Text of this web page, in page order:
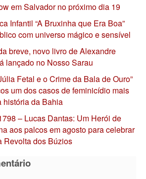
em Salvador no próximo dia 19
Infantil “A Bruxinha que Era Boa”
com universo mágico e sensível
breve, novo livro de Alexandre
lançado no Nosso Sarau
Fetal e o Crime da Bala de Ouro”
um dos casos de feminicídio mais
história da Bahia
– Lucas Dantas: Um Herói de
aos palcos em agosto para celebrar
Revolta dos Búzios